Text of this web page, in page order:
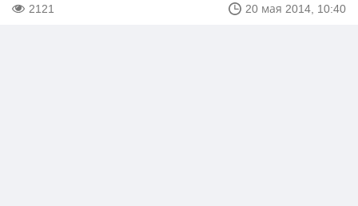
2121 20 мая 2014, 10:40